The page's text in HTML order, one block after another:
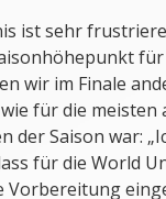
ist sehr
wir im Finale
für die meisten
der Saison war:
für die World
Vorbereitung